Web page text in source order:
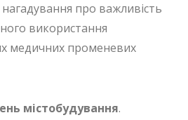
нагадування про важливість
використання
медичних променевих
містобудування.